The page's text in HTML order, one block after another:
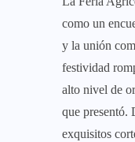
como un
y la unión
festividad
alto nivel de
que presentó.
exquisitos